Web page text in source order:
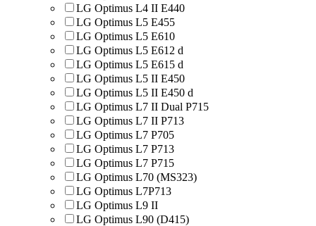
LG Optimus L4 II E440
LG Optimus L5 E455
LG Optimus L5 E610
LG Optimus L5 E612 d
LG Optimus L5 E615 d
LG Optimus L5 II E450
LG Optimus L5 II E450 d
LG Optimus L7 II Dual P715
LG Optimus L7 II P713
LG Optimus L7 P705
LG Optimus L7 P713
LG Optimus L7 P715
LG Optimus L70 (MS323)
LG Optimus L7P713
LG Optimus L9 II
LG Optimus L90 (D415)